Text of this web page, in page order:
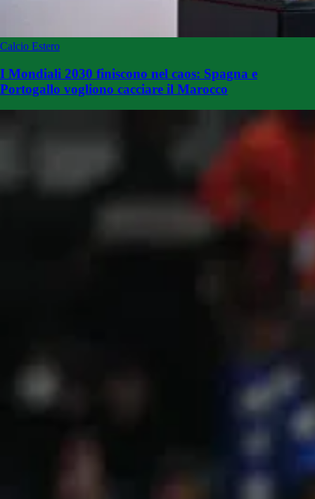
Calcio Estero
I Mondiali 2030 finiscono nel caos: Spagna e
Portogallo vogliono cacciare il Marocco